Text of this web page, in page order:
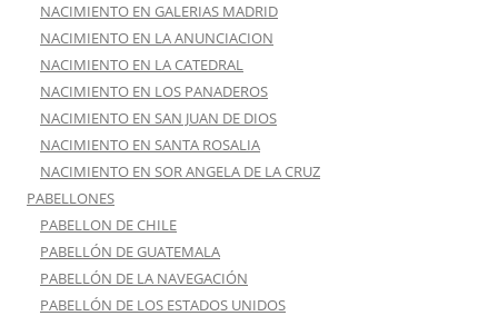
NACIMIENTO EN GALERIAS MADRID
NACIMIENTO EN LA ANUNCIACION
NACIMIENTO EN LA CATEDRAL
NACIMIENTO EN LOS PANADEROS
NACIMIENTO EN SAN JUAN DE DIOS
NACIMIENTO EN SANTA ROSALIA
NACIMIENTO EN SOR ANGELA DE LA CRUZ
PABELLONES
PABELLON DE CHILE
PABELLÓN DE GUATEMALA
PABELLÓN DE LA NAVEGACIÓN
PABELLÓN DE LOS ESTADOS UNIDOS